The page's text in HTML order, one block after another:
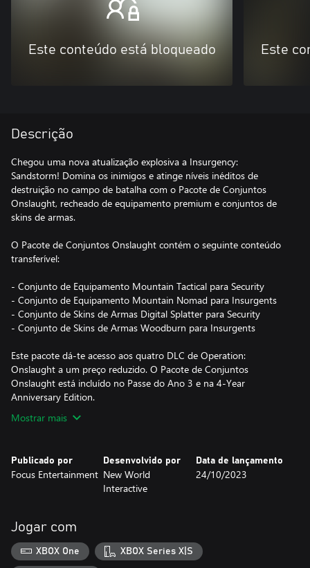
Este conteúdo está bloqueado Este
Descrição
Chegou uma nova atualização explosiva a Insurgency:
Sandstorm! Domina os inimigos e atinge níveis inéditos de
destruição no campo de batalha com o Pacote de Conjuntos
Onslaught, recheado de equipamento premium e conjuntos de
skins de armas.
O Pacote de Conjuntos Onslaught contém o seguinte conteúdo
transferível:
- Conjunto de Equipamento Mountain Tactical para Security
- Conjunto de Equipamento Mountain Nomad para Insurgents
- Conjunto de Skins de Armas Digital Splatter para Security
- Conjunto de Skins de Armas Woodburn para Insurgents
Este pacote dá-te acesso aos quatro DLC de Operation:
Onslaught a um preço reduzido. O Pacote de Conjuntos
Onslaught está incluído no Passe do Ano 3 e na 4-Year
Anniversary Edition.
Mostrar mais
Publicado por
Focus Entertainment
Desenvolvido por
New World
Interactive
Data de lançamento
24/10/2023
Jogar com
XBOX One XBOX Series X|S